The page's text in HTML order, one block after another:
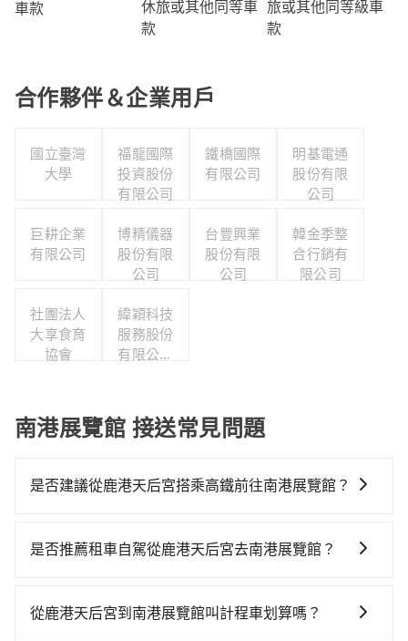
車款
休旅或其他同等車
款
旅或其他同等級車
款
合作夥伴＆企業用戶
國立臺灣
大學
福龍國際
投資股份
有限公司
鐵橋國際
有限公司
明基電通
股份有限
公司
巨耕企業
有限公司
博精儀器
股份有限
公司
台豐興業
股份有限
公司
韓金季整
合行銷有
限公司
社團法人
大享食育
協會
緯穎科技
服務股份
有限公司
南港展覽館 接送常見問題
是否建議從鹿港天后宮搭乘高鐵前往南港展覽館？
適、省時、較貴，且難叫計程車前往高鐵站！從最早
的台中高鐵站，叫一輛計程車花費約600元、車程約45
是否推薦租車自駕從鹿港天后宮去南港展覽館？
時不需要閉目養神（因為要自己開車），最重要的是你
從鹿港天后宮到南港展覽館叫計程車划算嗎？